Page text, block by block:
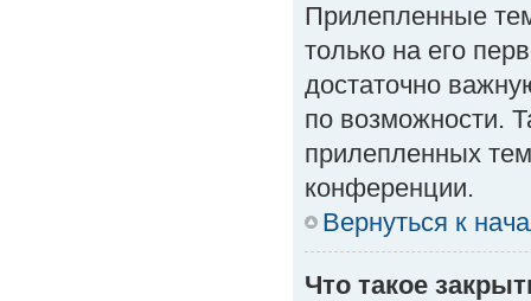
Прилепленные
только на его
достаточно
по возможности.
прилепленных
конференции.
Вернуться к
Что такое